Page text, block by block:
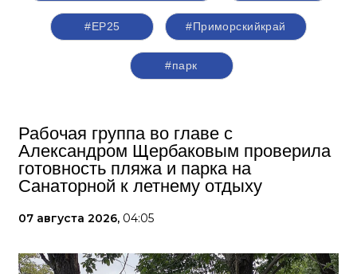
#ЕР25 #Приморскийкрай
#парк
Рабочая группа во главе с
Александром Щербаковым проверила
готовность пляжа и парка на
Санаторной к летнему отдыху
07 августа 2026, 04:05